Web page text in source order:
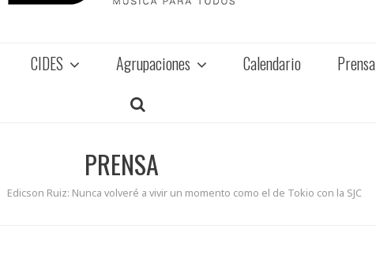
CIDES Agrupaciones Calendario Prensa
PRENSA
Edicson Ruiz: Nunca volveré a vivir un momento como el de Tokio con la SJC